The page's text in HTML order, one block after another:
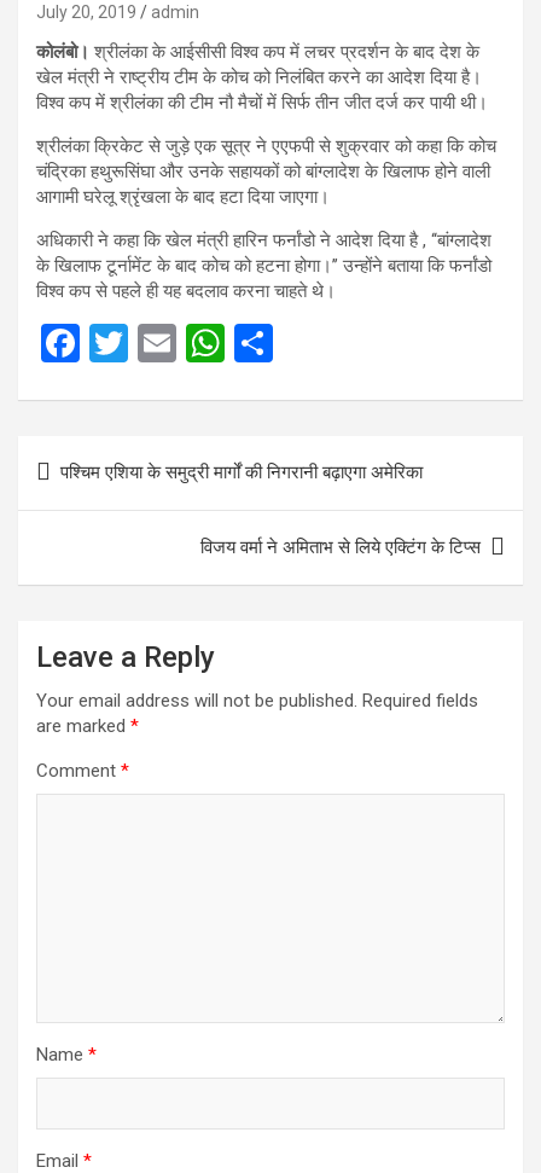
July 20, 2019 admin
कोलंबो। श्रीलंका के आईसीसी विश्व कप में लचर प्रदर्शन के बाद देश के
खेल मंत्री ने राष्ट्रीय टीम के कोच को निलंबित करने का आदेश दिया है।
विश्व कप में श्रीलंका की टीम नौ मैचों में सिर्फ तीन जीत दर्ज कर पायी थी।
श्रीलंका क्रिकेट से जुड़े एक सूत्र ने एएफपी से शुक्रवार को कहा कि कोच
चंद्रिका हथुरूसिंघा और उनके सहायकों को बांग्लादेश के खिलाफ होने वाली
आगामी घरेलू श्रृंखला के बाद हटा दिया जाएगा।
अधिकारी ने कहा कि खेल मंत्री हारिन फर्नांडो ने आदेश दिया है , ‘‘बांग्लादेश
के खिलाफ टूर्नामेंट के बाद कोच को हटना होगा।’’ उन्होंने बताया कि फर्नांडो
विश्व कप से पहले ही यह बदलाव करना चाहते थे।
F
b
o
k
T
er
E
W
s
A
p
p
e
navigation
पश्चिम एशिया के समुद्री मार्गों की निगरानी बढ़ाएगा अमेरिका
विजय वर्मा ने अमिताभ से लिये एक्टिंग के टिप्स
Leave a Reply
Your email address will not be published. Required fields
are marked *
Comment *
Name *
Email *